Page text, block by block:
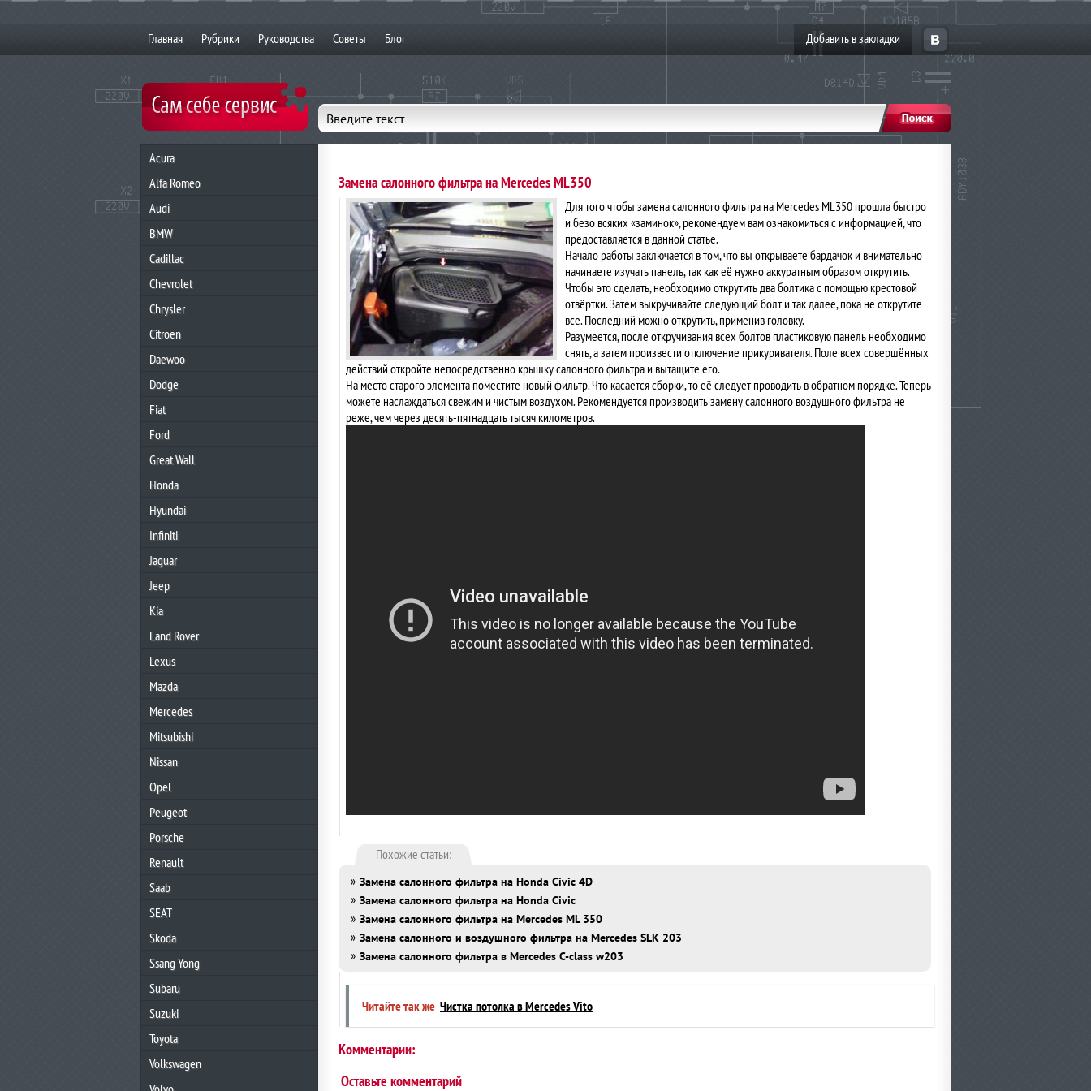
Главная Рубрики Руководства Советы Блог Добавить в закладки
Acura
Alfa Romeo
Audi
BMW
Cadillac
Chevrolet
Chrysler
Citroen
Daewoo
Dodge
Fiat
Ford
Great Wall
Honda
Hyundai
Infiniti
Jaguar
Jeep
Kia
Land Rover
Lexus
Mazda
Mercedes
Mitsubishi
Nissan
Opel
Peugeot
Porsche
Renault
Saab
SEAT
Skoda
Ssang Yong
Subaru
Suzuki
Toyota
Volkswagen
Введите текст
Замена салонного фильтра на Mercedes ML350
Для того чтобы замена салонного фильтра на Mercedes ML350 прошла быстро
и безо всяких «заминок», рекомендуем вам ознакомиться с информацией, что
предоставляется в данной статье.
Начало работы заключается в том, что вы открываете бардачок и внимательно
начинаете изучать панель, так как её нужно аккуратным образом открутить.
Чтобы это сделать, необходимо открутить два болтика с помощью крестовой
отвёртки. Затем выкручивайте следующий болт и так далее, пока не открутите
все. Последний можно открутить, применив головку.
Разумеется, после откручивания всех болтов пластиковую панель необходимо
снять, а затем произвести отключение прикуривателя. Поле всех совершённых
действий откройте непосредственно крышку салонного фильтра и вытащите его.
На место старого элемента поместите новый фильтр. Что касается сборки, то её следует проводить в обратном порядке. Теперь
можете наслаждаться свежим и чистым воздухом. Рекомендуется производить замену салонного воздушного фильтра не
реже, чем через десять-пятнадцать тысяч километров.
Похожие статьи:
» Замена салонного фильтра на Honda Civic 4D
» Замена салонного фильтра на Honda Civic
» Замена салонного фильтра на Mercedes ML 350
» Замена салонного и воздушного фильтра на Mercedes SLK 203
» Замена салонного фильтра в Mercedes C-class w203
Читайте так же Чистка потолка в Mercedes Vito
Комментарии:
Оставьте комментарий